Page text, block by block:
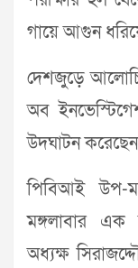
গায়ে আগুন
দেশজুড়ে
অব
উদঘাটন করেছেন
পিবিআই উপ-
মঙ্গলাবার এক
অধ্যক্ষ